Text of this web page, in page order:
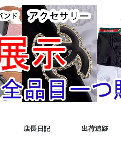
店長日記 出荷追跡